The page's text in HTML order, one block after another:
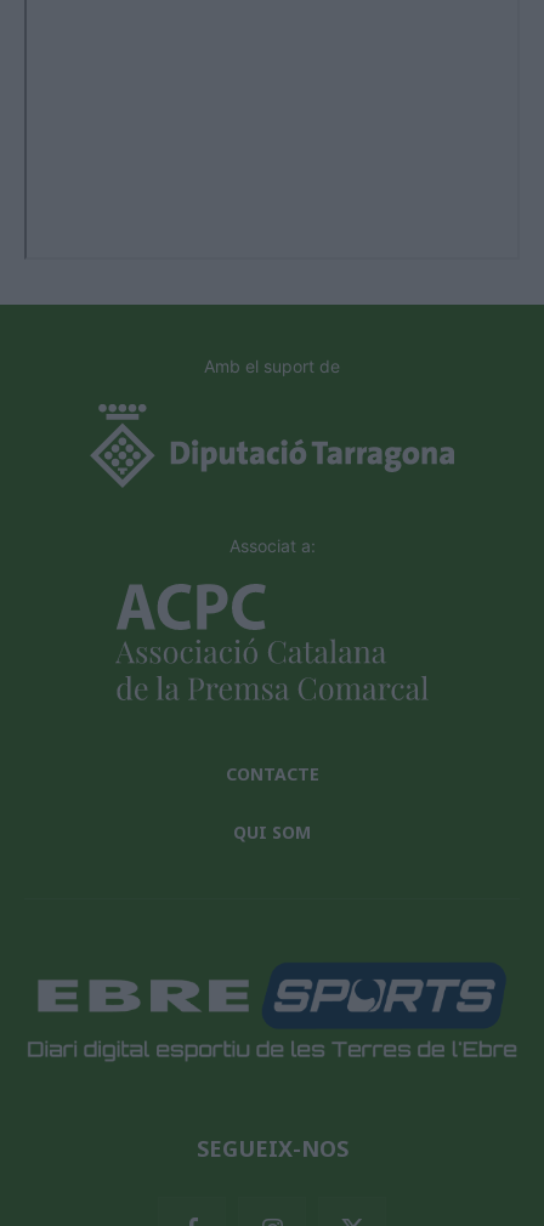
Amb el suport de
Associat a:
CONTACTE
QUI SOM
SEGUEIX-NOS